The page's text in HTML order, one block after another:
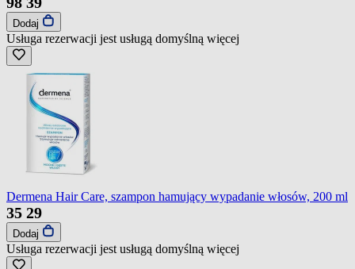
Dodaj
Usługa rezerwacji jest usługą domyślną więcej
Dermena Hair Care, szampon hamujący wypadanie włosów, 200 ml
35 29
Dodaj
Usługa rezerwacji jest usługą domyślną więcej